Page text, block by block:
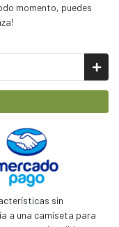
momento, puedes
sin
a una camiseta para